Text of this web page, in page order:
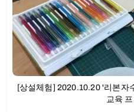
[상설체험] 2020.10.20 '리본자
교육